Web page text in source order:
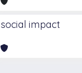
social impact